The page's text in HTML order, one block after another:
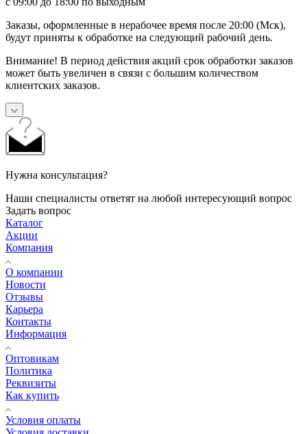
Заказы, оформленные в нерабочее время после 20:00 (Мск),
будут приняты к обработке на следующий рабочий день.
Внимание! В период действия акций срок обработки заказов
может быть увеличен в связи с большим количеством
клиентских заказов.
Нужна консультация?
Наши специалисты ответят на любой интересующий вопрос
Задать вопрос
Каталог
Акции
Компания
О компании
Новости
Отзывы
Карьера
Контакты
Информация
Оптовикам
Политика
Реквизиты
Как купить
Условия оплаты